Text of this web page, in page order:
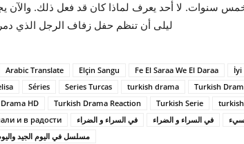
سنوات. لا أحد يعرف لماذا كان قد فعل ذلك. والآن
ليلى أن تنظم حفل زفاف الرجل الذي دمر
Arabic Translate Elçin Sangu Fe El Saraa We El Daraa İyi
Séries Series Turcas turkish drama Turkish
HD
Turkish Drama Reaction Turkish Serie
и в радости
في السراء و الضراء
مسلسل في اليوم الجيد